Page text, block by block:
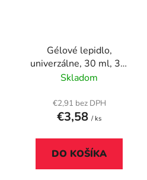
Gélové lepidlo,
univerzálne, 30 ml, 3M
SCOTCH
Skladom
€2,91 bez DPH
€3,58 / ks
DO KOŠÍKA